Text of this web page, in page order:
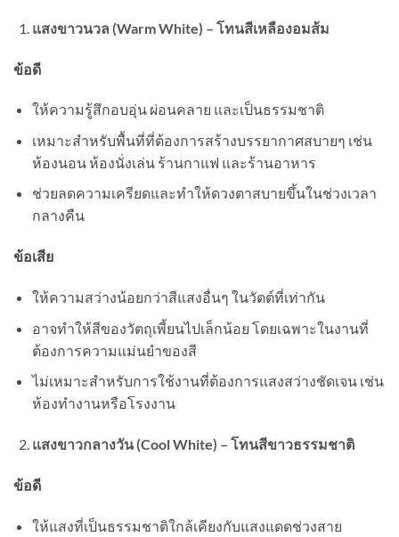
แสงขาวนวล (Warm White) – โทนสีเหลืองอมส้ม
ข้อดี
ให้ความรู้สึกอบอุ่น ผ่อนคลาย และเป็นธรรมชาติ
เหมาะสำหรับพื้นที่ที่ต้องการสร้างบรรยากาศสบายๆ เช่น
ห้องนอน ห้องนั่งเล่น ร้านกาแฟ และร้านอาหาร
ช่วยลดความเครียดและทำให้ดวงตาสบายขึ้นในช่วงเวลา
กลางคืน
ข้อเสีย
ให้ความสว่างน้อยกว่าสีแสงอื่นๆ ในวัตต์ที่เท่ากัน
อาจทำให้สีของวัตถุเพี้ยนไปเล็กน้อย โดยเฉพาะในงานที่
ต้องการความแม่นยำของสี
ไม่เหมาะสำหรับการใช้งานที่ต้องการแสงสว่างชัดเจน เช่น
ห้องทำงานหรือโรงงาน
แสงขาวกลางวัน (Cool White) – โทนสีขาวธรรมชาติ
ข้อดี
ให้แสงที่เป็นธรรมชาติใกล้เคียงกับแสงแดดช่วงสาย